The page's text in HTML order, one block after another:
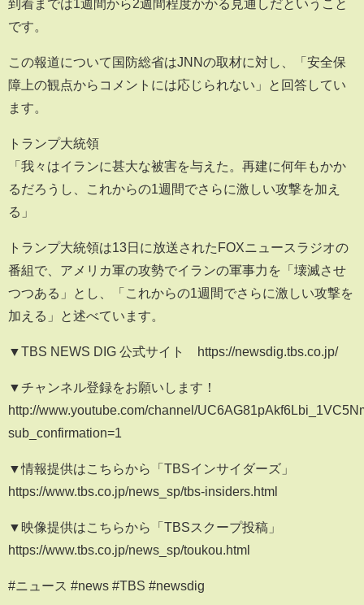
到着までは1週間から2週間程度かかる見通しだということ
です。
この報道について国防総省はJNNの取材に対し、「安全保
障上の観点からコメントには応じられない」と回答してい
ます。
トランプ大統領
「我々はイランに甚大な被害を与えた。再建に何年もかか
るだろうし、これからの1週間でさらに激しい攻撃を加え
る」
トランプ大統領は13日に放送されたFOXニュースラジオの
番組で、アメリカ軍の攻勢でイランの軍事力を「壊滅させ
つつある」とし、「これからの1週間でさらに激しい攻撃を
加える」と述べています。
▼TBS NEWS DIG 公式サイト https://newsdig.tbs.co.jp/
▼チャンネル登録をお願いします！
http://www.youtube.com/channel/
sub_confirmation=1
▼情報提供はこちらから「TBSインサイダーズ」
https://www.tbs.co.jp/news_sp/tbs-insiders.html
▼映像提供はこちらから「TBSスクープ投稿」
https://www.tbs.co.jp/news_sp/toukou.html
#ニュース #news #TBS #newsdig